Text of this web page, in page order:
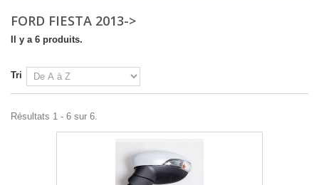
FORD FIESTA 2013->
Il y a 6 produits.
Tri
Résultats 1 - 6 sur 6.